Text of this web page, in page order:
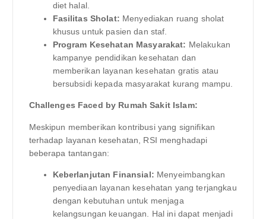
diet halal.
Fasilitas Sholat: Menyediakan ruang sholat
khusus untuk pasien dan staf.
Program Kesehatan Masyarakat: Melakukan
kampanye pendidikan kesehatan dan
memberikan layanan kesehatan gratis atau
bersubsidi kepada masyarakat kurang mampu.
Challenges Faced by Rumah Sakit Islam:
Meskipun memberikan kontribusi yang signifikan
terhadap layanan kesehatan, RSI menghadapi
beberapa tantangan:
Keberlanjutan Finansial: Menyeimbangkan
penyediaan layanan kesehatan yang terjangkau
dengan kebutuhan untuk menjaga
kelangsungan keuangan. Hal ini dapat menjadi